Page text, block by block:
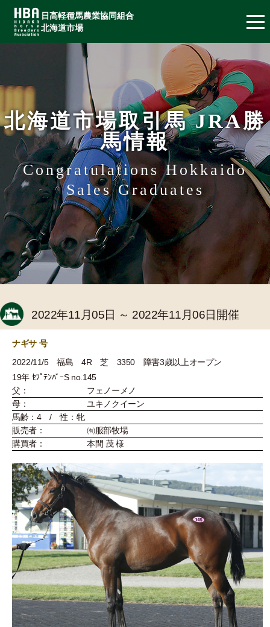
日高軽種馬農業協同組合
北海道市場
北海道市場取引馬 JRA勝
馬情報
Congratulations Hokkaido
Sales Graduates
2022年11月05日 ～ 2022年11月06日開催
ナギサ 号
2022/11/5 福島 4R 芝 3350 障害3歳以上オープン
19年 ｾﾌﾟﾃﾝﾊﾞｰS no.145
父：
フェノーメノ
母：
ユキノクイーン
馬齢：4 / 性：牝
販売者：
㈲服部牧場
購買者：
本間 茂 様